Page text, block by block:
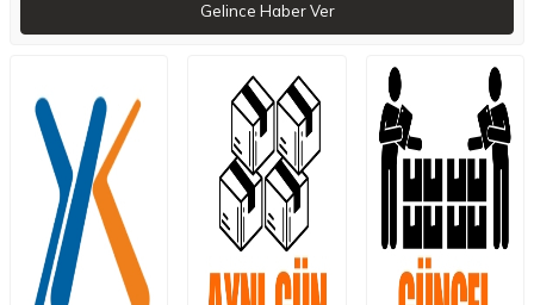
Gelince Haber Ver